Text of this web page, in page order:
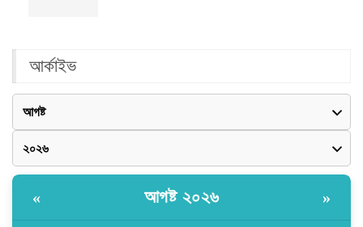
আর্কাইভ
« আগষ্ট ২০২৬ »